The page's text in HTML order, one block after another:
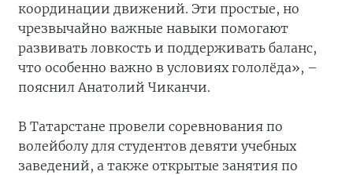
координации движений. Эти простые, но
чрезвычайно важные навыки помогают
развивать ловкость и поддерживать баланс,
что особенно важно в условиях гололёда», –
пояснил Анатолий Чиканчи.
В Татарстане провели соревнования по
волейболу для студентов девяти учебных
заведений, а также открытые занятия по